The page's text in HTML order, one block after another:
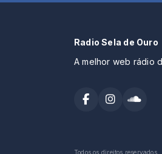
Radio Sela de Ouro
A melhor web rádio
Todos os direitos reservados.